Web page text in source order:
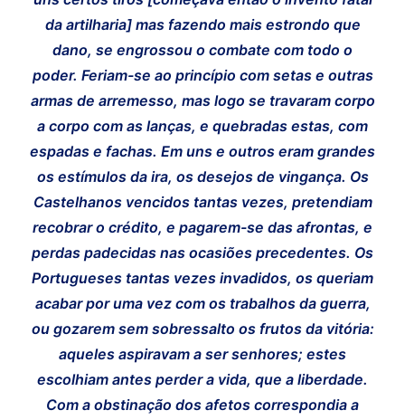
da artilharia] mas fazendo mais estrondo que
dano, se engrossou o combate com todo o
poder. Feriam-se ao princípio com setas e outras
armas de arremesso, mas logo se travaram corpo
a corpo com as lanças, e quebradas estas, com
espadas e fachas. Em uns e outros eram grandes
os estímulos da ira, os desejos de vingança. Os
Castelhanos vencidos tantas vezes, pretendiam
recobrar o crédito, e pagarem-se das afrontas, e
perdas padecidas nas ocasiões precedentes. Os
Portugueses tantas vezes invadidos, os queriam
acabar por uma vez com os trabalhos da guerra,
ou gozarem sem sobressalto os frutos da vitória:
aqueles aspiravam a ser senhores; estes
escolhiam antes perder a vida, que a liberdade.
Com a obstinação dos afetos correspondia a